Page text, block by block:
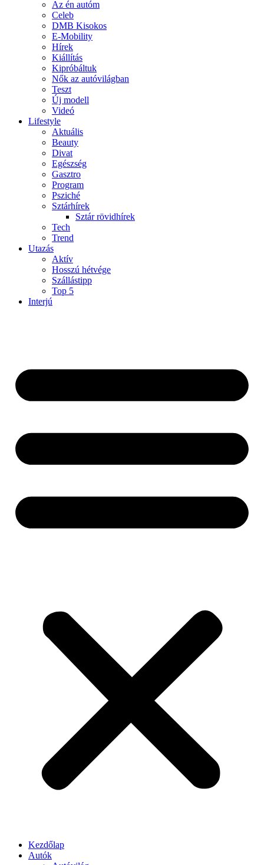
Az én autóm
Celeb
DMB Kisokos
E-Mobility
Hírek
Kiállítás
Kipróbáltuk
Nők az autóvilágban
Teszt
Új modell
Videó
Lifestyle
Aktuális
Beauty
Divat
Egészség
Gasztro
Program
Psziché
Sztárhírek
Sztár rövidhírek
Tech
Trend
Utazás
Aktív
Hosszú hétvége
Szállástipp
Top 5
Interjú
Kezdőlap
Autók